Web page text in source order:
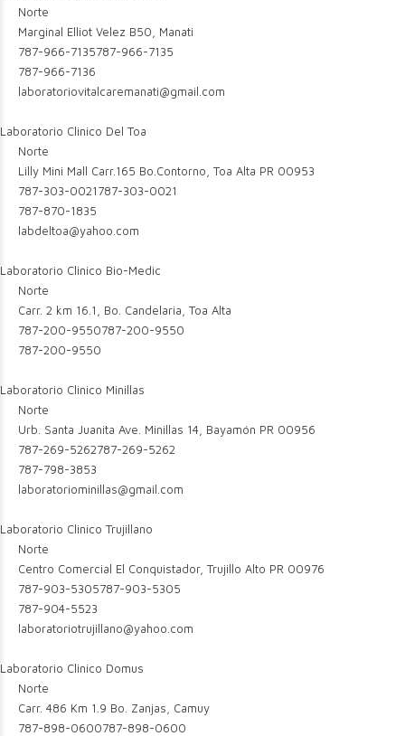
Norte
Marginal Elliot Velez B50, Manati
787-966-7135787-966-7135
787-966-7136
laboratoriovitalcaremanati@gmail.com
Laboratorio Clinico Del Toa
Norte
Lilly Mini Mall Carr.165 Bo.Contorno, Toa Alta PR 00953
787-303-0021787-303-0021
787-870-1835
labdeltoa@yahoo.com
Laboratorio Clinico Bio-Medic
Norte
Carr. 2 km 16.1, Bo. Candelaria, Toa Alta
787-200-9550787-200-9550
787-200-9550
Laboratorio Clinico Minillas
Norte
Urb. Santa Juanita Ave. Minillas 14, Bayamón PR 00956
787-269-5262787-269-5262
787-798-3853
laboratoriominillas@gmail.com
Laboratorio Clinico Trujillano
Norte
Centro Comercial El Conquistador, Trujillo Alto PR 00976
787-903-5305787-903-5305
787-904-5523
laboratoriotrujillano@yahoo.com
Laboratorio Clinico Domus
Norte
Carr. 486 Km 1.9 Bo. Zanjas, Camuy
787-898-0600787-898-0600